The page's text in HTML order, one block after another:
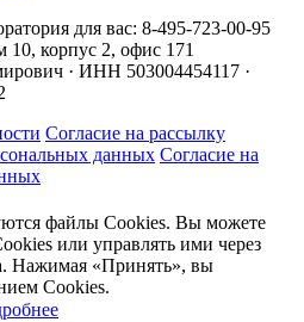
для вас: 8-495-723-00-95
10, корпус 2, офис 171
· ИНН 503004454117 ·
Согласие на рассылку
данных Согласие на
файлы Cookies. Вы можете
или управлять ими через
Нажимая «Принять», вы
Cookies.